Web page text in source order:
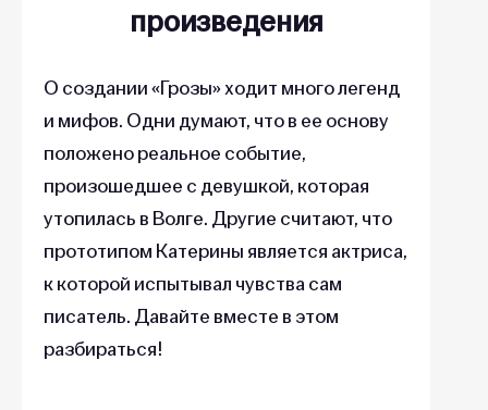
произведения
О создании «Грозы» ходит много легенд
и мифов. Одни думают, что в ее основу
положено реальное событие,
произошедшее с девушкой, которая
утопилась в Волге. Другие считают, что
прототипом Катерины является актриса,
к которой испытывал чувства сам
писатель. Давайте вместе в этом
разбираться!